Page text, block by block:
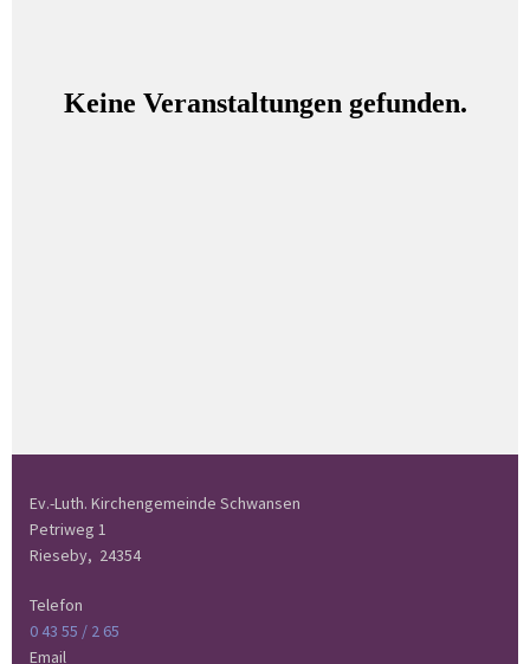
Ev.-Luth. Kirchengemeinde Schwansen
Petriweg 1
Rieseby, 24354
Telefon
0 43 55 / 2 65
Email